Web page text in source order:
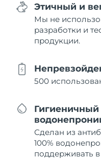
Этичный и
Мы не
разработки и
продукции.
500
Гигиеничный
Сделан из
100%
поддерживать в